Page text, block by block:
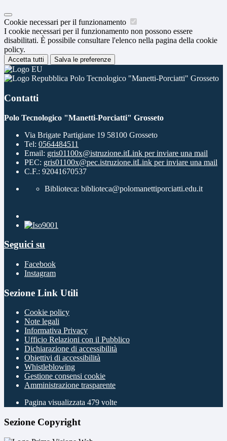
Cookie necessari per il funzionamento
I cookie necessari per il funzionamento non possono essere
disabilitati. È possibile consultare l'elenco nella pagina della cookie
policy.
Accetta tutti Salva le preferenze
Polo Tecnologico "Manetti-Porciatti" Grosseto
Contatti
Polo Tecnologico "Manetti-Porciatti" Grosseto
Via Brigate Partigiane 19 58100 Grosseto
Tel: 0564484511
Email: gris01100x@istruzione.itLink per inviare una mail
PEC: gris01100x@pec.istruzione.itLink per inviare una mail
C.F.: 92041670537
Biblioteca: biblioteca@polomanettiporciatti.edu.it
Seguici su
Facebook
Instagram
Sezione Link Utili
Cookie policy
Note legali
Informativa Privacy
Ufficio Relazioni con il Pubblico
Dichiarazione di accessibilità
Obiettivi di accessibilità
Whistleblowing
Gestione consensi cookie
Amministrazione trasparente
Pagina visualizzata 479 volte
Sezione Copyright